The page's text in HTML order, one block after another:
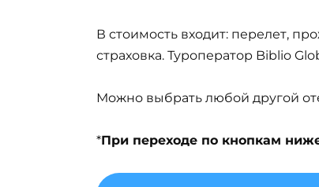
В стоимость входит: перелет,
страховка. Туроператор Biblio
Можно выбрать любой другой
*При переходе по кнопкам